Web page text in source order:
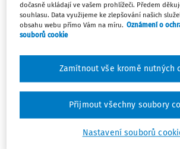
hodnocení“.
Sumativní hodnocenížákům
výsledky, nejčastěji pomocí nějaké
(např. 1–5, ale také 0 % – 100 % atd.).
individualizovaného komentáře
dočasně ukládají ve vašem prohlížeči. Předem
souhlasu. Data využijeme ke zlepšování našich
obsahu webu přímo Vám na míru. Oznámení o
souborů cookie
Nastavení souborů
Zamítnout vše kromě nutných
Přijmout všechny soubory